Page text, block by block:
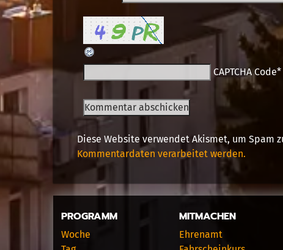
CAPTCHA Code*
Diese Website verwendet Akismet, um Spam
Kommentardaten verarbeitet werden.
PROGRAMM
Woche
MITMACHEN
Ehrenamt